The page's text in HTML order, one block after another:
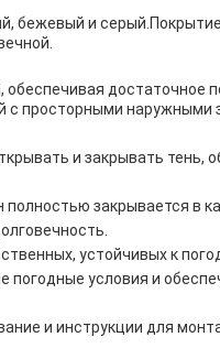
бежевый и
достаточное
просторными наружными
и закрывать тень,
полностью закрывается в
устойчивых к
условия и
и инструкции для